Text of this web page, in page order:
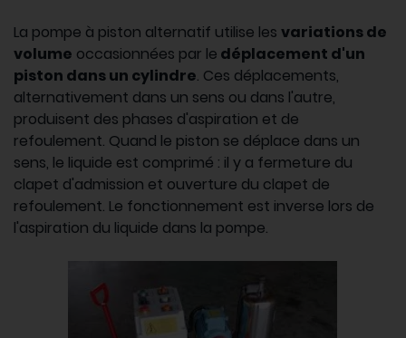
La pompe à piston alternatif utilise les variations de
volume occasionnées par le déplacement d'un
piston dans un cylindre. Ces déplacements,
alternativement dans un sens ou dans l'autre,
produisent des phases d'aspiration et de
refoulement. Quand le piston se déplace dans un
sens, le liquide est comprimé : il y a fermeture du
clapet d'admission et ouverture du clapet de
refoulement. Le fonctionnement est inverse lors de
l'aspiration du liquide dans la pompe.